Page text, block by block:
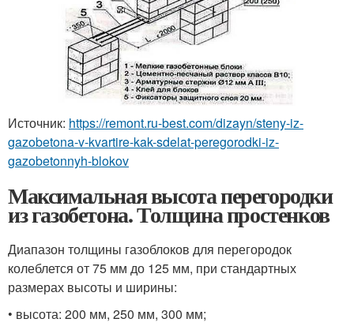
Источник: https://remont.ru-best.com/dizayn/steny-iz-
gazobetona-v-kvartire-kak-sdelat-peregorodki-iz-
gazobetonnyh-blokov
Максимальная высота перегородки
из газобетона. Толщина простенков
Диапазон толщины газоблоков для перегородок
колеблется от 75 мм до 125 мм, при стандартных
размерах высоты и ширины:
• высота: 200 мм, 250 мм, 300 мм;